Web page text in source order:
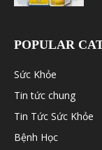
POPULAR
Sức Khỏe
Tin tức chung
Tin Tức Sức Khỏe
Bệnh Học